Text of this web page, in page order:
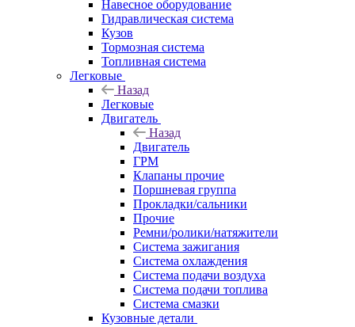
Навесное оборудование
Гидравлическая система
Кузов
Тормозная система
Топливная система
Легковые
Назад
Легковые
Двигатель
Назад
Двигатель
ГРМ
Клапаны прочие
Поршневая группа
Прокладки/сальники
Прочие
Ремни/ролики/натяжители
Система зажигания
Система охлаждения
Система подачи воздуха
Система подачи топлива
Система смазки
Кузовные детали